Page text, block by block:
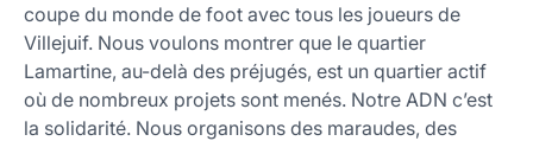
coupe du monde de foot avec tous les joueurs de
Villejuif. Nous voulons montrer que le quartier
Lamartine, au-delà des préjugés, est un quartier actif
où de nombreux projets sont menés. Notre ADN c’est
la solidarité. Nous organisons des maraudes, des